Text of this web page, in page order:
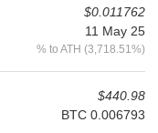
$0.011762
11 May 25
% to ATH (3,718.51%)
$440.98
BTC 0.006793
組み合わせが、Rabbi
の風景における注目すべ
できるのか？
ステム内で複数の実用
クンは主に取引手数料に